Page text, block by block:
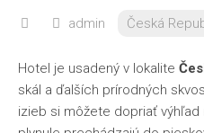
admin Česká
Hotel je usadený v lokalite
skál a ďalších prírodných
izieb si môžete dopriať výhľad